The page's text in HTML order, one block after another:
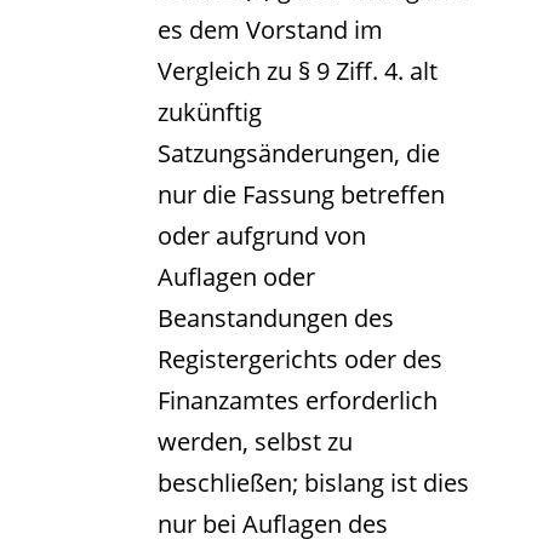
es dem Vorstand im
Vergleich zu § 9 Ziff. 4. alt
zukünftig
Satzungsänderungen, die
nur die Fassung betreffen
oder aufgrund von
Auflagen oder
Beanstandungen des
Registergerichts oder des
Finanzamtes erforderlich
werden, selbst zu
beschließen; bislang ist dies
nur bei Auflagen des